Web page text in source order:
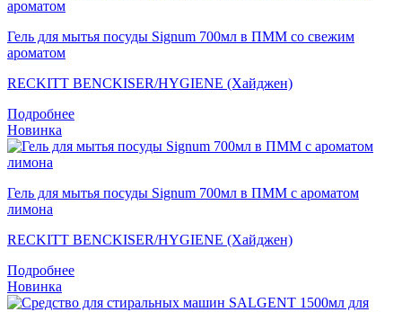
Гель для мытья посуды Signum 700мл в ПММ со свежим
ароматом
RECKITT BENCKISER/HYGIENE (Хайджен)
Подробнее
Новинка
Гель для мытья посуды Signum 700мл в ПММ с ароматом
лимона
RECKITT BENCKISER/HYGIENE (Хайджен)
Подробнее
Новинка